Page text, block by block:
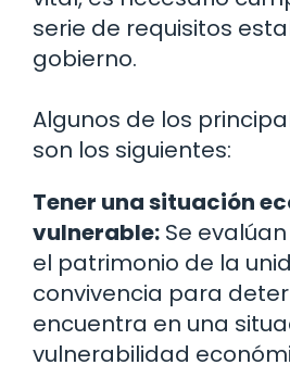
serie de requisitos
gobierno.
Algunos de los
son los siguientes:
Tener una situación
vulnerable: Se
el patrimonio de la
convivencia para
encuentra en una
vulnerabilidad